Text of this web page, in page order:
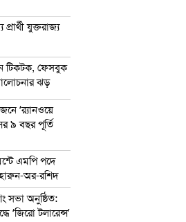
যুক্তরাজ্য
টিকটক, ফেসবুক
ঝড়
‘র‍্যানওয়ে
৯ বছর পূর্তি
এমপি পদে
অর-রশিদ
সভা অনুষ্ঠিত:
‘জিরো টলারেন্স’